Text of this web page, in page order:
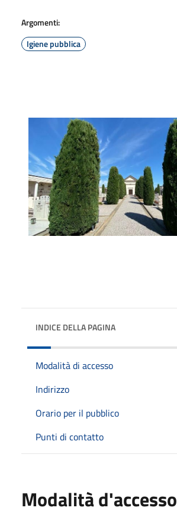
Argomenti:
Igiene pubblica
INDICE DELLA PAGINA
Modalità di accesso
Indirizzo
Orario per il pubblico
Punti di contatto
Modalità d'accesso